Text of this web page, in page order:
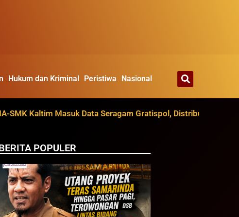
Hukum dan Kriminal Peristiwa Nasional
Kaltim Masuk Data Seragam Gratispol, Distribusi Ditarget
POPULER